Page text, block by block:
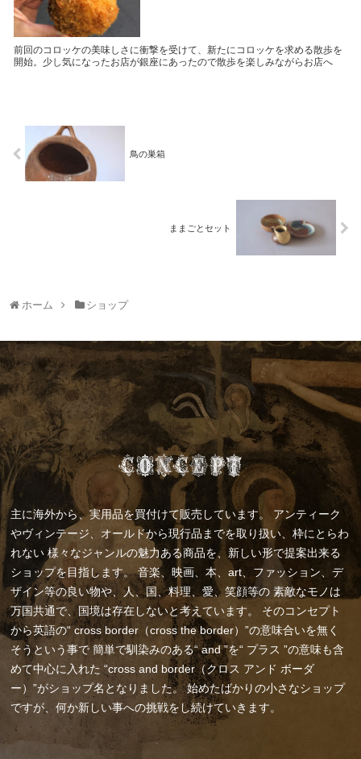
前回のコロッケの美味しさに衝撃を受けて、新たにコロッケを求める散歩を
開始。少し気になったお店が銀座にあったので散歩を楽しみながらお店へ
鳥の巣箱
ままごとセット
ホーム ショップ
主に海外から、実用品を買付けて販売しています。
アンティーク
やヴィンテージ、オールドから現行品までを取り扱い、枠にとらわ
れない 様々なジャンルの魅力ある商品を、新しい形で提案出来る
ショップを目指します。音楽、映画、本、art、ファッション、デ
ザイン等の良い物や、人、国、料理、愛、笑顔等の 素敵なモノは
万国共通で、国境は存在しないと考えています。
そのコンセプト
から英語の“ cross border（cross the border）”の意味合いを無く
そうという事で簡単で馴染みのある“ and ”を“ プラス ”の意味も含
めて中心に入れた “cross and border（クロス アンド ボーダ
ー）”がショップ名となりました。始めたばかりの小さなショップ
ですが、何か新しい事への挑戦をし続けていきます。